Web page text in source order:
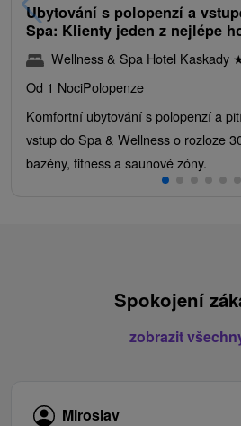
Ubytování s polopenzí a
Spa: Klienty jeden z nejlépe
Wellness & Spa Hotel Kaskady
Od 1 NociPolopenze
Komfortní ubytování s polopenzí a
vstup do Spa & Wellness o rozloze
bazény, fitness a saunové zóny.
Spokojení
zobrazit
Miroslav